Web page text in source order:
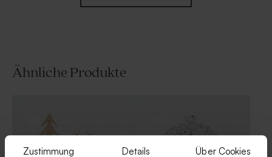
Zustimmung Details Über Cookies
Ähnliche Produkte